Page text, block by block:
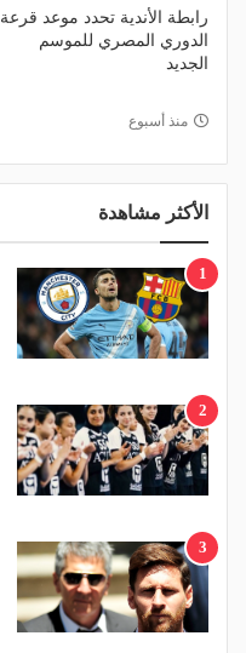
رابطة الأندية تحدد موعد قرعة
الدوري المصري للموسم
الجديد
منذ أسبوع
الأكثر مشاهدة
1
2
3